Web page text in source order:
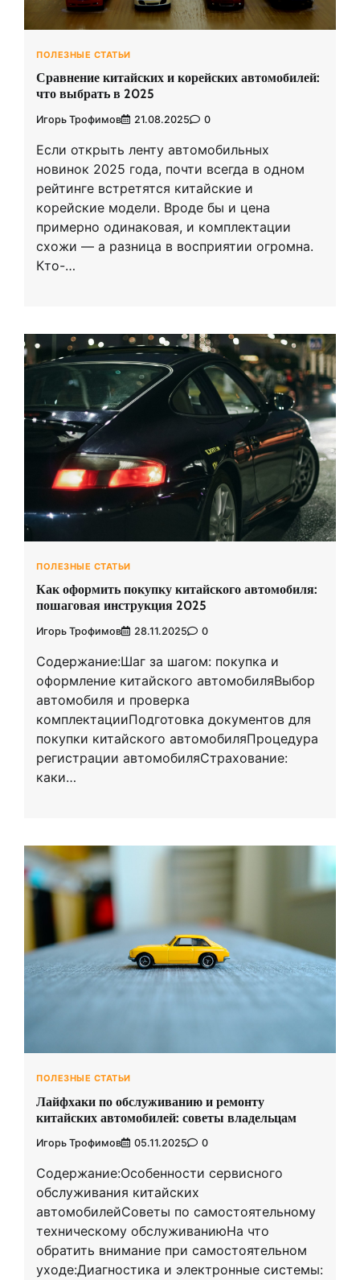
ПОЛЕЗНЫЕ СТАТЬИ
Сравнение китайских и корейских автомобилей:
что выбрать в 2025
Игорь Трофимов 21.08.2025 0
Если открыть ленту автомобильных
новинок 2025 года, почти всегда в одном
рейтинге встретятся китайские и
корейские модели. Вроде бы и цена
примерно одинаковая, и комплектации
схожи — а разница в восприятии огромна.
Кто-…
ПОЛЕЗНЫЕ СТАТЬИ
Как оформить покупку китайского автомобиля:
пошаговая инструкция 2025
Игорь Трофимов 28.11.2025 0
Содержание:Шаг за шагом: покупка и
оформление китайского автомобиляВыбор
автомобиля и проверка
комплектацииПодготовка документов для
покупки китайского автомобиляПроцедура
регистрации автомобиляСтрахование:
каки…
ПОЛЕЗНЫЕ СТАТЬИ
Лайфхаки по обслуживанию и ремонту
китайских автомобилей: советы владельцам
Игорь Трофимов 05.11.2025 0
Содержание:Особенности сервисного
обслуживания китайских
автомобилейСоветы по самостоятельному
техническому обслуживаниюНа что
обратить внимание при самостоятельном
уходе:Диагностика и электронные системы: